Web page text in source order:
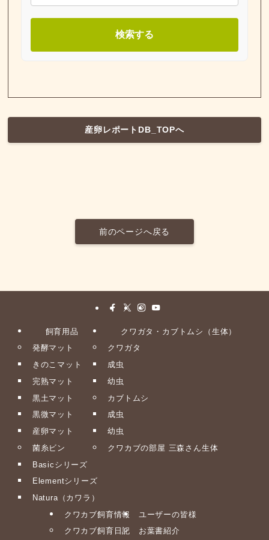
検索する
産卵レポートDB_TOPへ
前のページへ戻る
飼育用品
発酵マット
きのこマット
完熟マット
黒土マット
黒微マット
産卵マット
菌糸ビン
Basicシリーズ
Elementシリーズ
Natura（カワラ）
クワガタ・カブトムシ（生体）
クワガタ
成虫
幼虫
カブトムシ
成虫
幼虫
クワカブの部屋 三森さん生体
クワカブ飼育情報
クワカブ飼育日記
ユーザーの皆様
お葉書紹介